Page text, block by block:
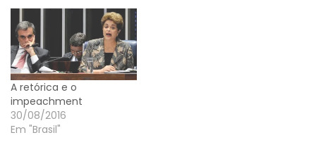
A retórica e o
impeachment
30/08/2016
Em "Brasil"